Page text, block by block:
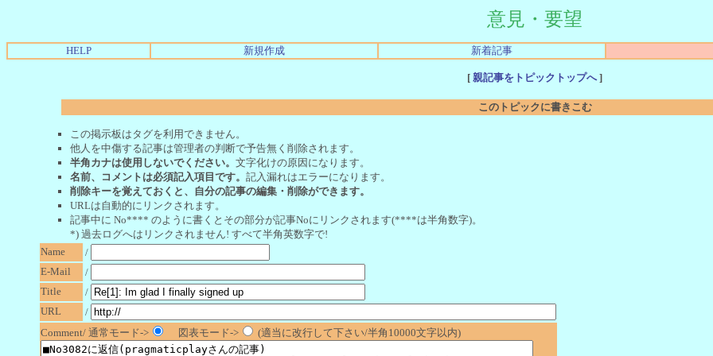
意見・要望
HELP 新規作成 新着記事
[ 親記事をトピックトップへ]
このトピックに書きこむ
この掲示板はタグを利用できません。
他人を中傷する記事は管理者の判断で予告無く削除されます。
半角カナは使用しないでください。 文字化けの原因になります。
名前、コメントは必須記入項目です。 記入漏れはエラーになります。
削除キーを覚えておくと、自分の記事の編集・削除ができます。
URLは自動的にリンクされます。
記事中に No**** のように書くとその部分が記事Noにリンクされます(****は半角数字)。
*) 過去ログへはリンクされません! すべて半角英数字で!
Name
/
E-Mail
/
Title
/
URL
/
Comment/ 通常モード->
図表モード-> (適当に改行して下さい/半角10000文字以内)